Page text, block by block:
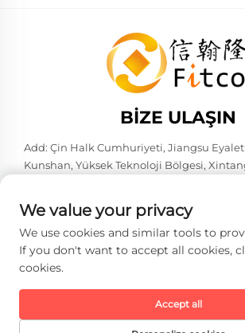
BIZE ULAŞIN
Add: Çin Halk Cumhuriyeti, Jiangsu
Kunshan, Yüksek Teknoloji Bölgesi,
Tel:+86-137 6186 0079
E-Posta:[email protected]
saklıdır. -Gizlilik Politikası
We value your privacy
We use cookies and similar tools to
If you don't want to accept all cookies,
cookies.
Accept all